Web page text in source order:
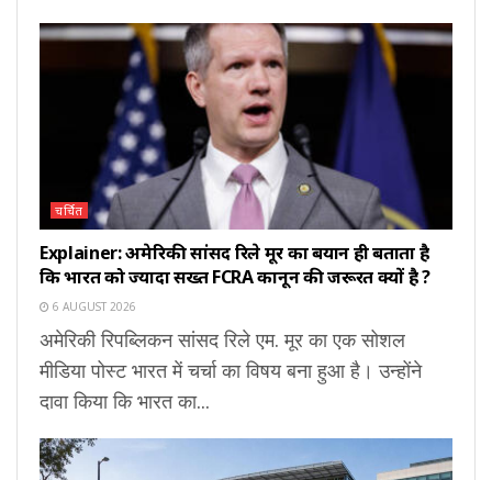
चर्चित
Explainer: अमेरिकी सांसद रिले मूर का बयान ही बताता है
कि भारत को ज्यादा सख्त FCRA कानून की जरूरत क्यों है ?
6 AUGUST 2026
अमेरिकी रिपब्लिकन सांसद रिले एम. मूर का एक सोशल
मीडिया पोस्ट भारत में चर्चा का विषय बना हुआ है। उन्होंने
दावा किया कि भारत का...